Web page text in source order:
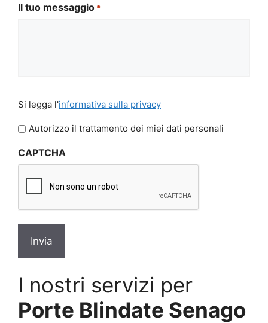
Il tuo messaggio *
legga
l'informativa
privacy
Si legga l'informativa sulla privacy
Autorizzo il trattamento dei miei dati personali
CAPTCHA
I nostri servizi per
Porte Blindate Senago